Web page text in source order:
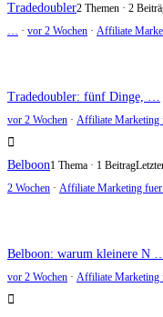
Tradedoubler2 Themen · 2
… · vor 2 Wochen · Affiliate
Tradedoubler: fünf Dinge, …
vor 2 Wochen · Affiliate Marketing
Belboon1 Thema · 1 Beitrag
2 Wochen · Affiliate Marketing fuer
Belboon: warum kleinere N
vor 2 Wochen · Affiliate Marketing